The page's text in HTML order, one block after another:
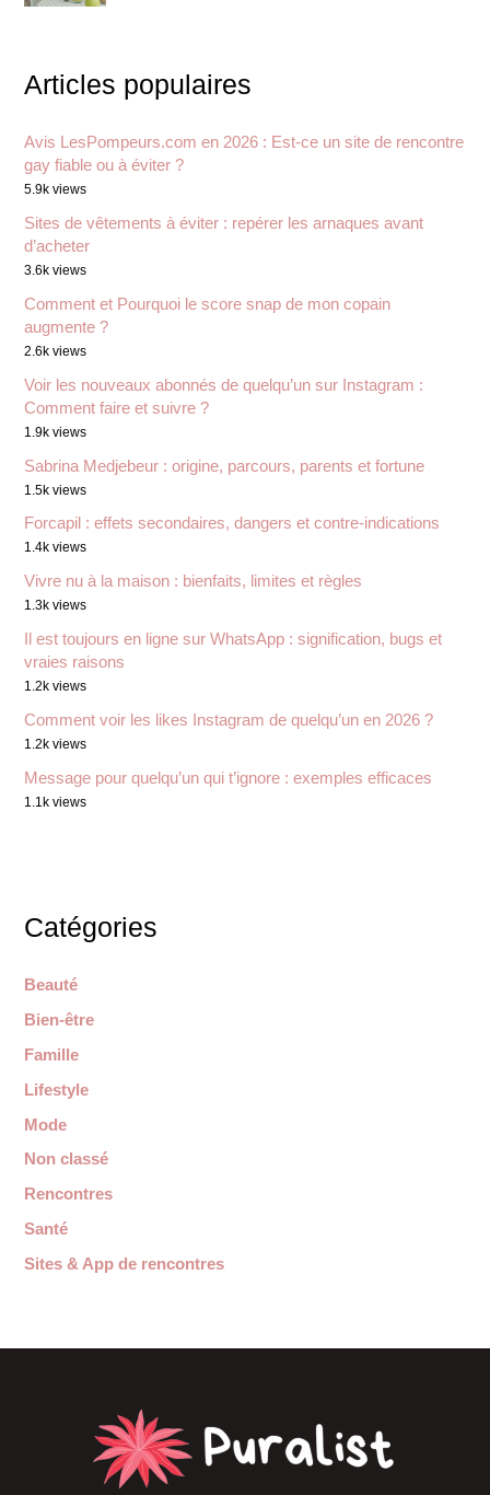
Articles populaires
Avis LesPompeurs.com en 2026 : Est-ce un site de rencontre
gay fiable ou à éviter ?
5.9k views
Sites de vêtements à éviter : repérer les arnaques avant
d’acheter
3.6k views
Comment et Pourquoi le score snap de mon copain
augmente ?
2.6k views
Voir les nouveaux abonnés de quelqu’un sur Instagram :
Comment faire et suivre ?
1.9k views
Sabrina Medjebeur : origine, parcours, parents et fortune
1.5k views
Forcapil : effets secondaires, dangers et contre-indications
1.4k views
Vivre nu à la maison : bienfaits, limites et règles
1.3k views
Il est toujours en ligne sur WhatsApp : signification, bugs et
vraies raisons
1.2k views
Comment voir les likes Instagram de quelqu’un en 2026 ?
1.2k views
Message pour quelqu’un qui t’ignore : exemples efficaces
1.1k views
Catégories
Beauté
Bien-être
Famille
Lifestyle
Mode
Non classé
Rencontres
Santé
Sites & App de rencontres